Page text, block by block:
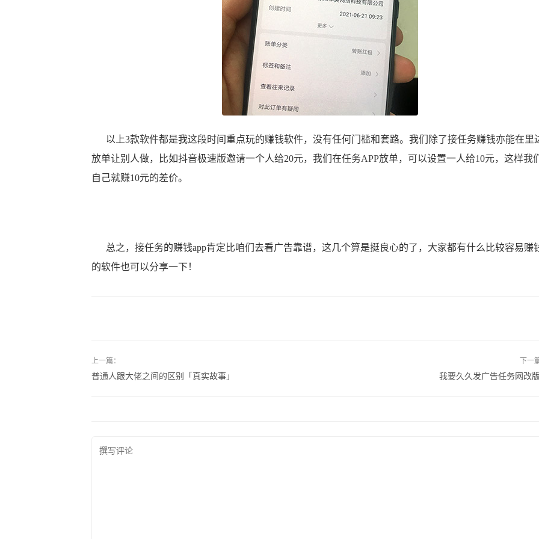
以上3款软件都是我这段时间重点玩的赚钱软件，没有任何门槛和套路。我们除了接任务赚钱亦能在里
放单让别人做，比如抖音极速版邀请一个人给20元，我们在任务APP放单，可以设置一人给10元，这样我们
自己就赚10元的差价。
总之，接任务的赚钱app肯定比咱们去看广告靠谱，这几个算是挺良心的了，大家都有什么比较容易赚
的软件也可以分享一下！
上一篇：
普通人跟大佬之间的区别「真实故事」
下一
我要久久发广告任务网改